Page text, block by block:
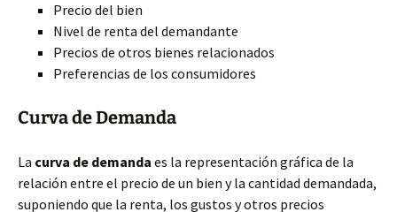
Precio del bien
Nivel de renta del demandante
Precios de otros bienes relacionados
Preferencias de los consumidores
Curva de Demanda
La curva de demanda es la representación gráfica de la
relación entre el precio de un bien y la cantidad demandada,
suponiendo que la renta, los gustos y otros precios